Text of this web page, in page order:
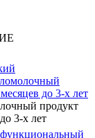
до 3-х лет
продукт
3-х лет
функциональный